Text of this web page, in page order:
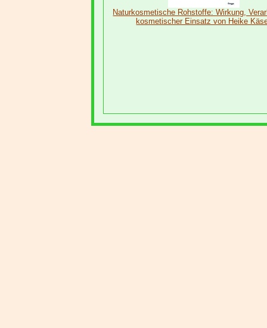
Naturkosmetische Rohstoffe: Wirkung,
kosmetischer Einsatz von Heike